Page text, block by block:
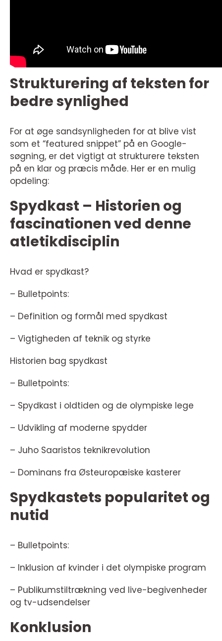
Strukturering af teksten for
bedre synlighed
For at øge sandsynligheden for at blive vist
som et “featured snippet” på en Google-
søgning, er det vigtigt at strukturere teksten
på en klar og præcis måde. Her er en mulig
opdeling:
Spydkast – Historien og
fascinationen ved denne
atletikdisciplin
Hvad er spydkast?
– Bulletpoints:
– Definition og formål med spydkast
– Vigtigheden af teknik og styrke
Historien bag spydkast
– Bulletpoints:
– Spydkast i oldtiden og de olympiske lege
– Udvikling af moderne spydder
– Juho Saaristos teknikrevolution
– Dominans fra Østeuropæiske kasterer
Spydkastets popularitet og
nutid
– Bulletpoints:
– Inklusion af kvinder i det olympiske program
– Publikumstiltrækning ved live-begivenheder
og tv-udsendelser
Konklusion